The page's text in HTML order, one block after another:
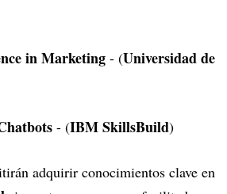
in Marketing - (Universidad de
- (IBM SkillsBuild)
adquirir conocimientos clave en